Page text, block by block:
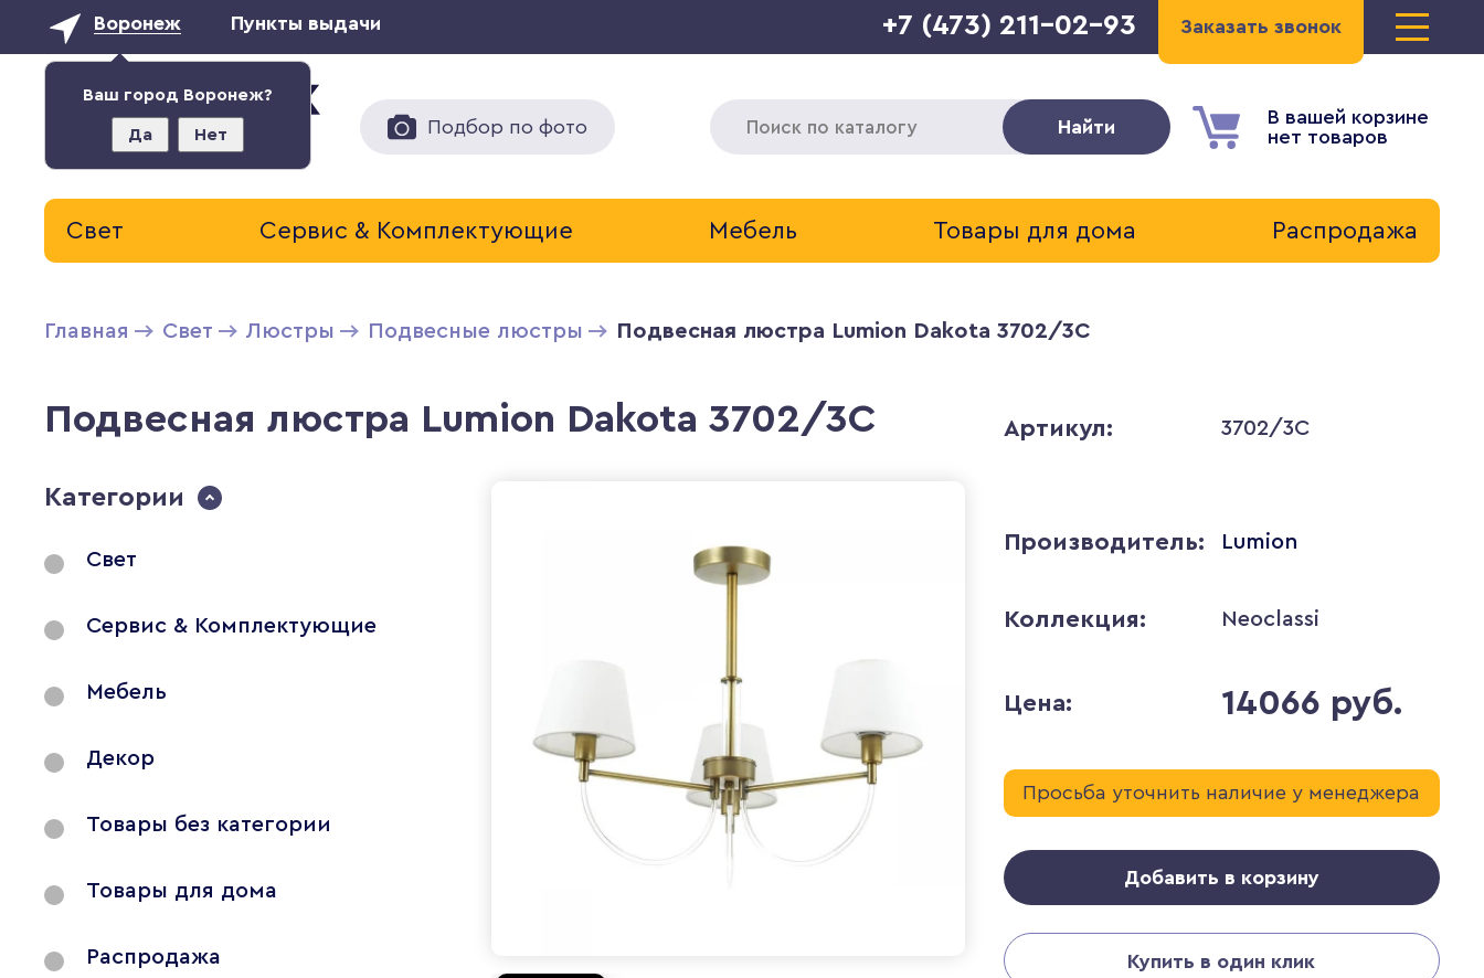
Воронеж
Ваш город Воронеж?
Да Нет
Пункты выдачи Заказать звонок
+7 (473) 211-02-93
Подбор по фото
В вашей корзине
нет товаров
Найти
Свет Сервис & Комплектующие Мебель Товары для дома Распродажа
Главная Свет Люстры Подвесные люстры Подвесная люстра Lumion Dakota 3702/3C
Подвесная люстра Lumion Dakota 3702/3C
Категории
Свет
Сервис & Комплектующие
Мебель
Декор
Товары без категории
Товары для дома
Распродажа
Артикул: 3702/3C
Производитель: Lumion
Коллекция: Neoclassi
Цена: 14066 руб.
Просьба уточнить наличие у менеджера
Добавить в корзину
Купить в один клик